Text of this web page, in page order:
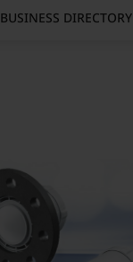
BUSINESS DIRECTORY